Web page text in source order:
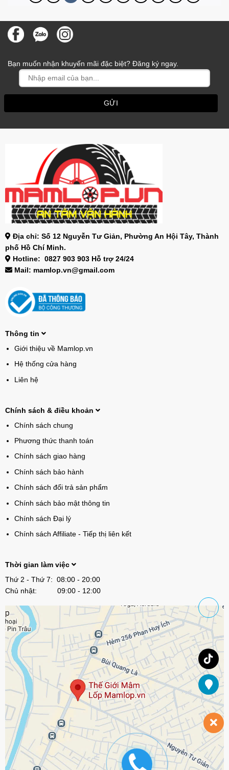
Bạn muốn nhận khuyến mãi đặc biệt? Đăng ký ngay.
Địa chỉ: Số 12 Nguyễn Tư Giản, Phường An Hội Tây, Thành
phố Hồ Chí Minh.
Hotline: 0827 903 903 Hỗ trợ 24/24
Mail: mamlop.vn@gmail.com
Thông tin
Giới thiệu về Mamlop.vn
Hệ thống cửa hàng
Liên hệ
Chính sách & điều khoản
Chính sách chung
Phương thức thanh toán
Chính sách giao hàng
Chính sách bảo hành
Chính sách đổi trả sản phẩm
Chính sách bảo mật thông tin
Chính sách Đại lý
Chính sách Affiliate - Tiếp thị liên kết
Thời gian làm việc
Thứ 2 - Thứ 7: 08:00 - 20:00
Chủ nhật: 09:00 - 12:00